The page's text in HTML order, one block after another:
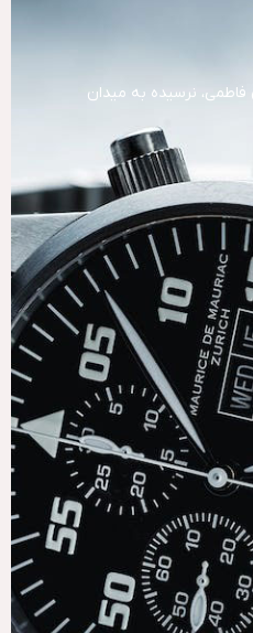
فاطمی، نرسیده به میدان